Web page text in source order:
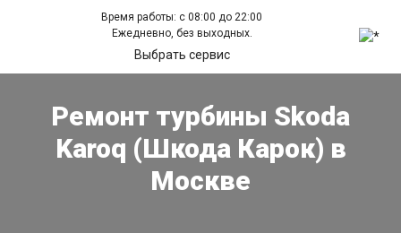
Время работы: с 08:00 до 22:00
Ежедневно, без выходных.
Выбрать сервис
Ремонт турбины Skoda
Karoq (Шкода Карок) в
Москве